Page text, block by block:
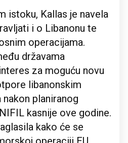
istoku, Kallas je navela
i o Libanonu te
operacijama.
državama
za moguću novu
libanonskim
planiranog
kasnije ove godine.
kako će se